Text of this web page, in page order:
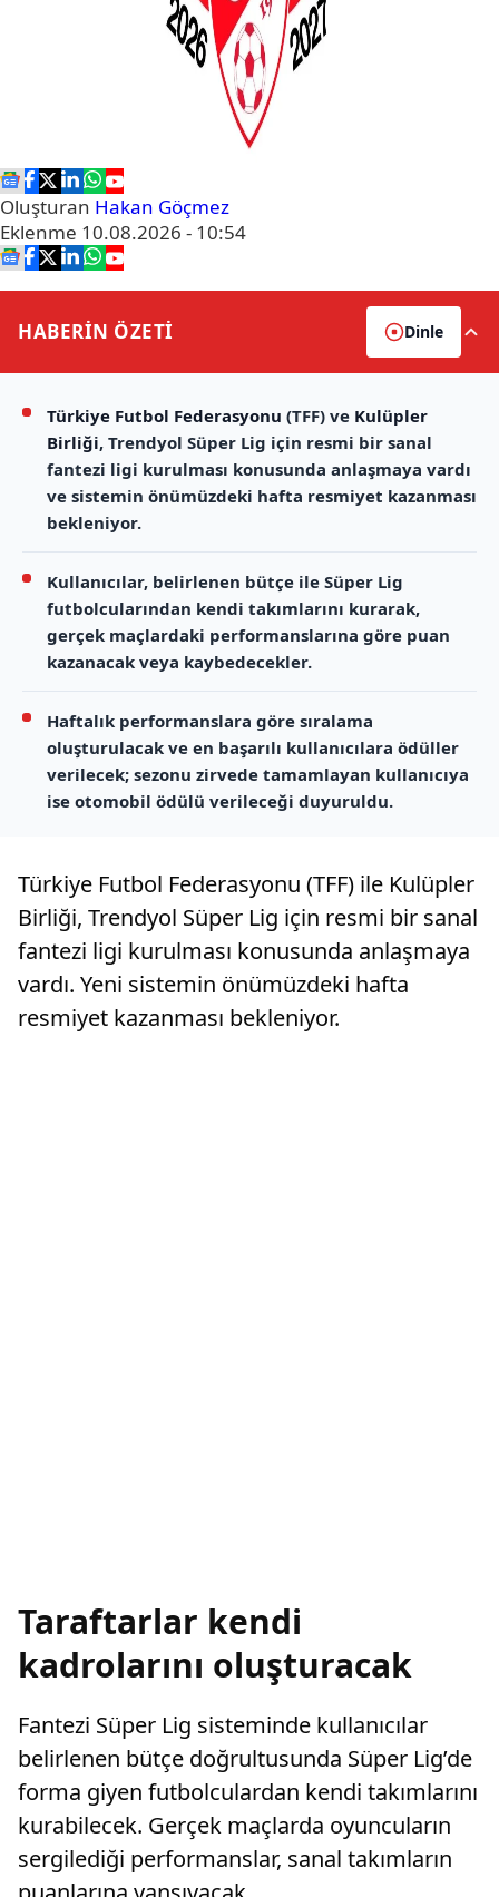
Oluşturan Hakan Göçmez
Eklenme 10.08.2026 - 10:54
HABERİN ÖZETİ Dinle
Türkiye Futbol Federasyonu (TFF) ve Kulüpler
Birliği, Trendyol Süper Lig için resmi bir sanal
fantezi ligi kurulması konusunda anlaşmaya vardı
ve sistemin önümüzdeki hafta resmiyet kazanması
bekleniyor.
Kullanıcılar, belirlenen bütçe ile Süper Lig
futbolcularından kendi takımlarını kurarak,
gerçek maçlardaki performanslarına göre puan
kazanacak veya kaybedecekler.
Haftalık performanslara göre sıralama
oluşturulacak ve en başarılı kullanıcılara ödüller
verilecek; sezonu zirvede tamamlayan kullanıcıya
ise otomobil ödülü verileceği duyuruldu.
Türkiye Futbol Federasyonu (TFF) ile Kulüpler
Birliği, Trendyol Süper Lig için resmi bir sanal
fantezi ligi kurulması konusunda anlaşmaya
vardı. Yeni sistemin önümüzdeki hafta
resmiyet kazanması bekleniyor.
Taraftarlar kendi
kadrolarını oluşturacak
Fantezi Süper Lig sisteminde kullanıcılar
belirlenen bütçe doğrultusunda Süper Lig’de
forma giyen futbolculardan kendi takımlarını
kurabilecek. Gerçek maçlarda oyuncuların
sergilediği performanslar, sanal takımların